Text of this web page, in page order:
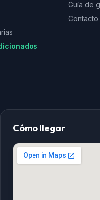
Guía de
Contacto
Cómo llegar